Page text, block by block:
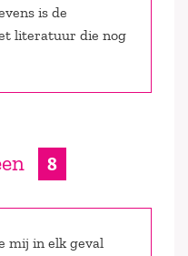
is de
literatuur die nog
8
mij in elk geval